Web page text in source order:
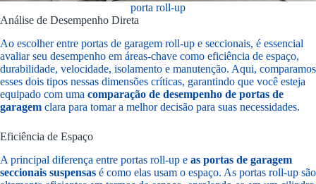
porta roll-up
Análise de Desempenho Direta
Ao escolher entre portas de garagem roll-up e seccionais, é essencial
avaliar seu desempenho em áreas-chave como eficiência de espaço,
durabilidade, velocidade, isolamento e manutenção. Aqui, comparamos
esses dois tipos nessas dimensões críticas, garantindo que você esteja
equipado com uma comparação de desempenho de portas de
garagem clara para tomar a melhor decisão para suas necessidades.
Eficiência de Espaço
A principal diferença entre portas roll-up e as portas de garagem
seccionais suspensas é como elas usam o espaço. As portas roll-up são